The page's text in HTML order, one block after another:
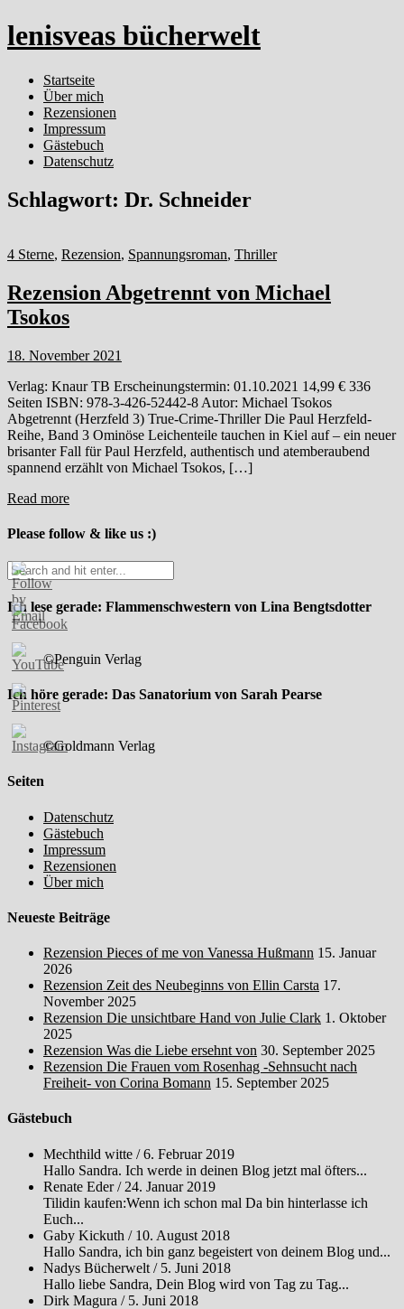
lenisveas bücherwelt
Startseite
Über mich
Rezensionen
Impressum
Gästebuch
Datenschutz
Schlagwort: Dr. Schneider
4 Sterne, Rezension, Spannungsroman, Thriller
Rezension Abgetrennt von Michael
Tsokos
18. November 2021
Verlag: Knaur TB Erscheinungstermin: 01.10.2021 14,99 € 336
Seiten ISBN: 978-3-426-52442-8 Autor: Michael Tsokos
Abgetrennt (Herzfeld 3) True-Crime-Thriller Die Paul Herzfeld-
Reihe, Band 3 Ominöse Leichenteile tauchen in Kiel auf – ein neuer
brisanter Fall für Paul Herzfeld, authentisch und atemberaubend
spannend erzählt von Michael Tsokos, […]
Read more
Please follow & like us :)
Ich lese gerade: Flammenschwestern von Lina Bengtsdotter
©Penguin Verlag
Ich höre gerade: Das Sanatorium von Sarah Pearse
©Goldmann Verlag
Seiten
Datenschutz
Gästebuch
Impressum
Rezensionen
Über mich
Neueste Beiträge
Rezension Pieces of me von Vanessa Hußmann 15. Januar
2026
Rezension Zeit des Neubeginns von Ellin Carsta 17.
November 2025
Rezension Die unsichtbare Hand von Julie Clark 1. Oktober
2025
Rezension Was die Liebe ersehnt von 30. September 2025
Rezension Die Frauen vom Rosenhag -Sehnsucht nach
Freiheit- von Corina Bomann 15. September 2025
Gästebuch
Mechthild witte /6. Februar 2019
Hallo Sandra. Ich werde in deinen Blog jetzt mal öfters...
Renate Eder/ 24. Januar 2019
Tilidin kaufen:Wenn ich schon mal Da bin hinterlasse ich
Euch...
Gaby Kickuth / 10. August 2018
Hallo Sandra, ich bin ganz begeistert von deinem Blog und...
Nadys Bücherwelt / 5. Juni 2018
Hallo liebe Sandra, Dein Blog wird von Tag zu Tag...
Dirk Magura / 5. Juni 2018